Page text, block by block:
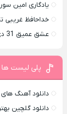
یادگاری امین
خداحافظ غریبی
عشق عمیق 31 دی جی شاهین
پلی لیست ها
دانلود آهنگ
دانلود گلچین